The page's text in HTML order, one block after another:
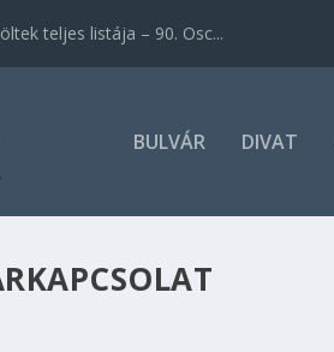
teljes listája – 90. Osc...
BULVÁR DIVAT